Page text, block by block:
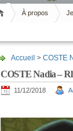
Livrement
À propos
Accueil > COSTE
COSTE Nadia –
11/12/2018